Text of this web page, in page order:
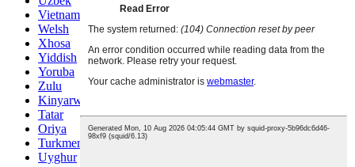
Vietnamese
Welsh
Xhosa
Yiddish
Yoruba
Zulu
Kinyarwanda
Tatar
Oriya
Turkmen
Uyghur